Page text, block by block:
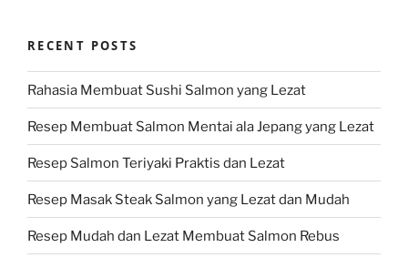
RECENT POSTS
Rahasia Membuat Sushi Salmon yang Lezat
Resep Membuat Salmon Mentai ala Jepang yang Lezat
Resep Salmon Teriyaki Praktis dan Lezat
Resep Masak Steak Salmon yang Lezat dan Mudah
Resep Mudah dan Lezat Membuat Salmon Rebus